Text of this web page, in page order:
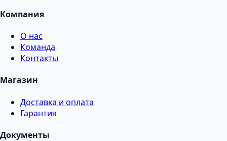
Компания
О нас
Команда
Контакты
Магазин
Доставка и оплата
Гарантия
Документы